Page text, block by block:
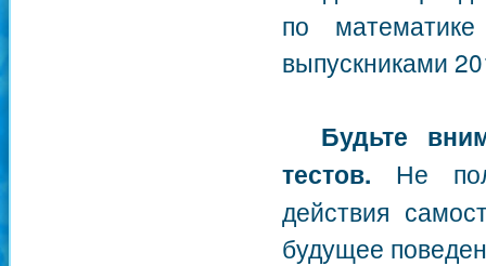
по
выпускниками
Будьте
тестов. Не
действия
будущее